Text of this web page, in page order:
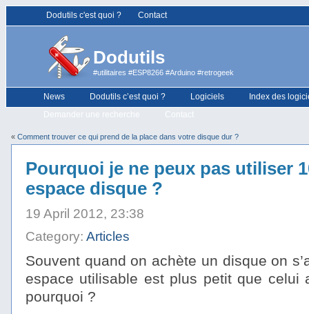
Dodutils c'est quoi ? Contact
Dodutils
#utilitaires #ESP8266 #Arduino #retrogeek
News Dodutils c’est quoi ? Logiciels
Index des
Demander une recherche
Contact
« Comment trouver ce qui prend de la place dans votre disque dur ?
Pourquoi je ne peux pas utiliser
espace disque ?
19 April 2012, 23:38
Category: Articles
Souvent quand on achète un disque on
espace utilisable est plus petit que celui
pourquoi ?